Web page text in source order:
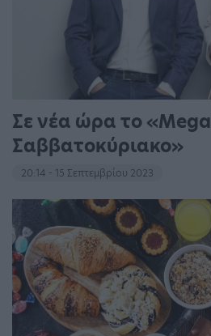
Σε νέα ώρα το «Mega
Σαββατοκύριακο»
20:14 - 15 Σεπτεμβρίου 2023